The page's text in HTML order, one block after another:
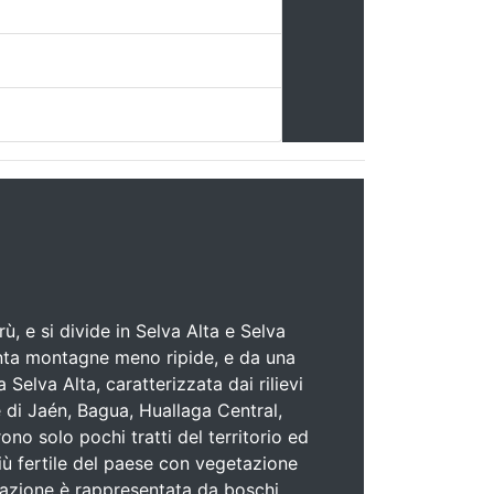
e si divide in Selva Alta e Selva
montagne meno ripide, e da una
Selva Alta, caratterizzata dai rilievi
Jaén, Bagua, Huallaga Central,
solo pochi tratti del territorio ed
fertile del paese con vegetazione
è rappresentata da boschi